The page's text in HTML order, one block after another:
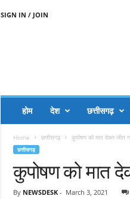
SIGN IN / JOIN
होम देश छत्तीसगढ़
Home छत्तीसगढ़ कुपोषण को मात देकर जीत
छत्तीसगढ़
कुपोषण को मात
By NEWSDESK- March 3, 2021